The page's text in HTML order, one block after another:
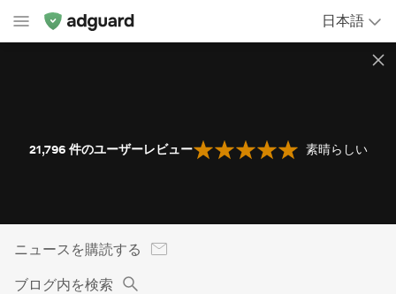
日本語
21,796 件のユーザーレビュー 素晴らしい
ニュースを購読する
ブログ内を検索